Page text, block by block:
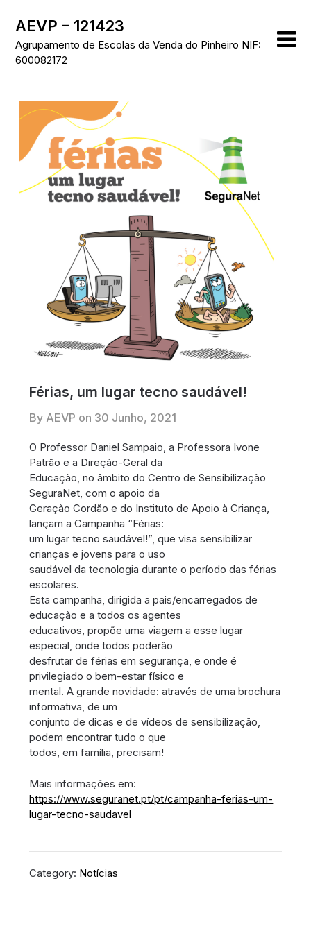
content
AEVP – 121423
Agrupamento de Escolas da Venda do Pinheiro NIF:
600082172
Férias, um lugar tecno saudável!
By AEVP on 30 Junho, 2021
O Professor Daniel Sampaio, a Professora Ivone
Patrão e a Direção-Geral da
Educação, no âmbito do Centro de Sensibilização
SeguraNet, com o apoio da
Geração Cordão e do Instituto de Apoio à Criança,
lançam a Campanha “Férias:
um lugar tecno saudável!”, que visa sensibilizar
crianças e jovens para o uso
saudável da tecnologia durante o período das férias
escolares.
Esta campanha, dirigida a pais/encarregados de
educação e a todos os agentes
educativos, propõe uma viagem a esse lugar
especial, onde todos poderão
desfrutar de férias em segurança, e onde é
privilegiado o bem-estar físico e
mental. A grande novidade: através de uma brochura
informativa, de um
conjunto de dicas e de vídeos de sensibilização,
podem encontrar tudo o que
todos, em família, precisam!
Mais informações em:
https://www.seguranet.pt/pt/campanha-ferias-um-
lugar-tecno-saudavel
Category: Notícias